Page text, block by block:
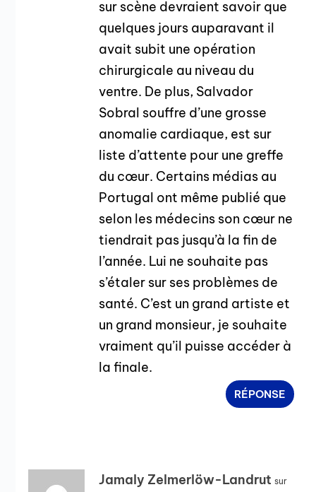
sur scène devraient savoir que
quelques jours auparavant il
avait subit une opération
chirurgicale au niveau du
ventre. De plus, Salvador
Sobral souffre d’une grosse
anomalie cardiaque, est sur
liste d’attente pour une greffe
du cœur. Certains médias au
Portugal ont même publié que
selon les médecins son cœur ne
tiendrait pas jusqu’à la fin de
l’année. Lui ne souhaite pas
s’étaler sur ses problèmes de
santé. C’est un grand artiste et
un grand monsieur, je souhaite
vraiment qu’il puisse accéder à
la finale.
RÉPONSE
Jamaly Zelmerlöw-Landrut sur